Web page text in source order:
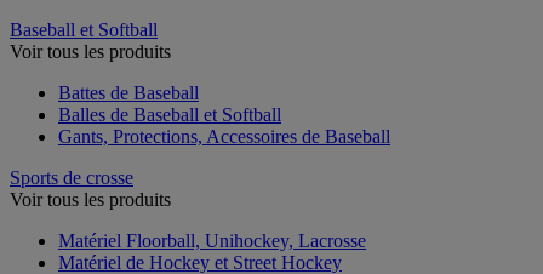
Baseball et Softball
Voir tous les produits
Battes de Baseball
Balles de Baseball et Softball
Gants, Protections, Accessoires de Baseball
Sports de crosse
Voir tous les produits
Matériel Floorball, Unihockey, Lacrosse
Matériel de Hockey et Street Hockey